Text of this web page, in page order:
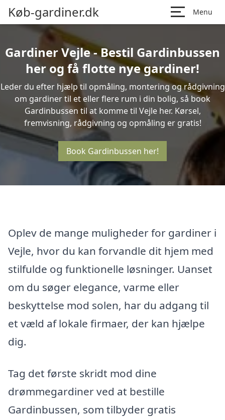
Køb-gardiner.dk Menu
Gardiner Vejle - Bestil Gardinbussen
her og få flotte nye gardiner!
Leder du efter hjælp til opmåling, montering og rådgivning
om gardiner til et eller flere rum i din bolig, så book
Gardinbussen til at komme til Vejle her. Kørsel,
fremvisning, rådgivning og opmåling er gratis!
Book Gardinbussen her!
Oplev de mange muligheder for gardiner i
Vejle, hvor du kan forvandle dit hjem med
stilfulde og funktionelle løsninger. Uanset
om du søger elegance, varme eller
beskyttelse mod solen, har du adgang til
et væld af lokale firmaer, der kan hjælpe
dig.
Tag det første skridt mod dine
drømmegardiner ved at bestille
Gardinbussen, som tilbyder gratis